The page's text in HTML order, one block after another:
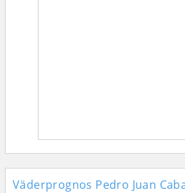
Väderprognos Pedro Juan